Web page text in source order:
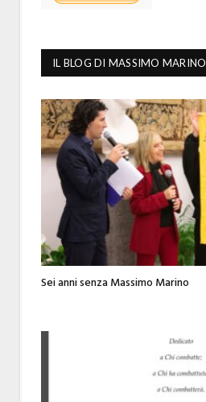
IL BLOG DI MASSIMO MARINO
Sei anni senza Massimo Marino